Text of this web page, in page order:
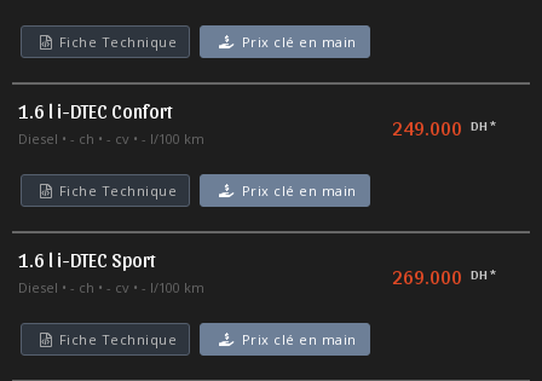
Fiche Technique Prix clé en main
1.6 l i-DTEC Confort
Diesel - ch - cv - l/100 km 249.000 DH *
Fiche Technique Prix clé en main
1.6 l i-DTEC Sport
Diesel - ch - cv - l/100 km 269.000 DH *
Fiche Technique Prix clé en main